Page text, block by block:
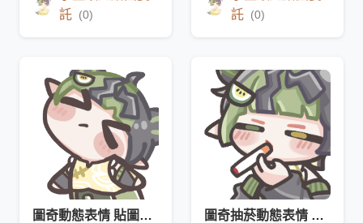
託 (0)
託 (0)
圖奇動態表情 貼圖委託 圖奇抽菸動態表情 貼圖委託 圖奇委託